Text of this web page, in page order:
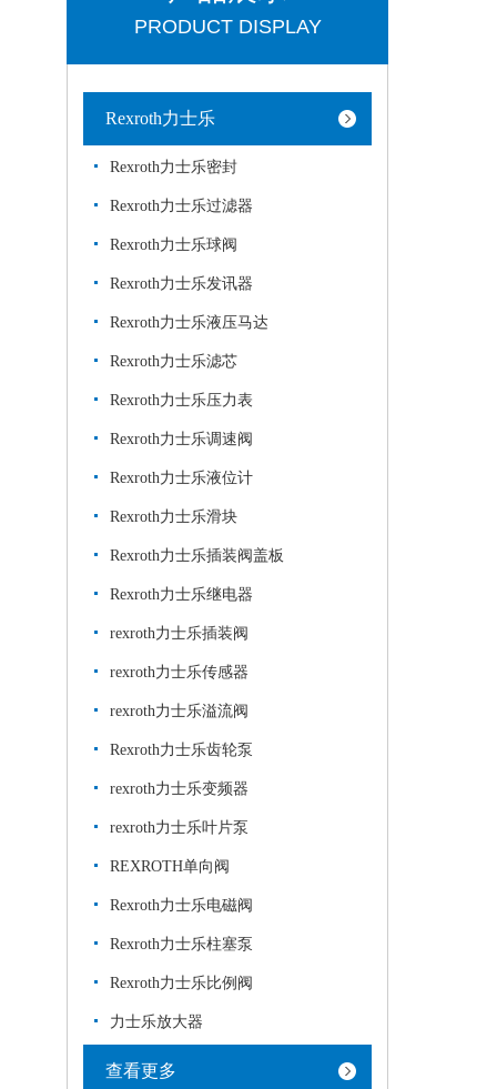
PRODUCT DISPLAY
Rexroth力士乐
Rexroth力士乐密封
Rexroth力士乐过滤器
Rexroth力士乐球阀
Rexroth力士乐发讯器
Rexroth力士乐液压马达
Rexroth力士乐滤芯
Rexroth力士乐压力表
Rexroth力士乐调速阀
Rexroth力士乐液位计
Rexroth力士乐滑块
Rexroth力士乐插装阀盖板
Rexroth力士乐继电器
rexroth力士乐插装阀
rexroth力士乐传感器
rexroth力士乐溢流阀
Rexroth力士乐齿轮泵
rexroth力士乐变频器
rexroth力士乐叶片泵
REXROTH单向阀
Rexroth力士乐电磁阀
Rexroth力士乐柱塞泵
Rexroth力士乐比例阀
力士乐放大器
查看更多